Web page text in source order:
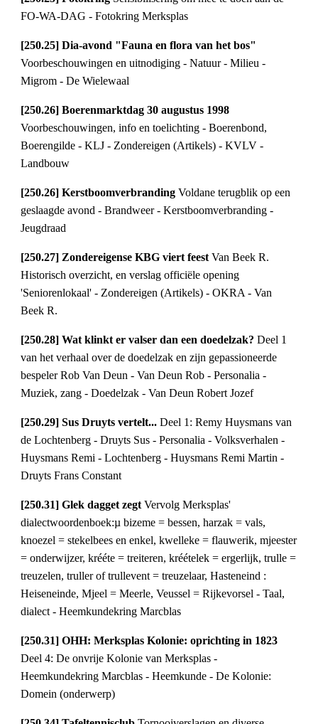
FO-WA-DAG - Fotokring Merksplas
Voorbeschouwingen en uitnodiging - Natuur - Milieu -
Migrom - De Wielewaal
Voorbeschouwingen, info en toelichting - Boerenbond,
Boerengilde - KLJ - Zondereigen (Artikels) - KVLV -
Landbouw
[250.26] Kerstboomverbranding Voldane terugblik op een
geslaagde avond - Brandweer - Kerstboomverbranding -
Jeugdraad
[250.27] Zondereigense KBG viert feest Van Beek R.
Historisch overzicht, en verslag officiële opening
'Seniorenlokaal' - Zondereigen (Artikels) - OKRA - Van
Beek R.
[250.28] Wat klinkt er valser dan een doedelzak? Deel 1
van het verhaal over de doedelzak en zijn gepassioneerde
bespeler Rob Van Deun - Van Deun Rob - Personalia -
Muziek, zang - Doedelzak - Van Deun Robert Jozef
[250.29] Sus Druyts vertelt... Deel 1: Remy Huysmans van
de Lochtenberg - Druyts Sus - Personalia - Volksverhalen -
Huysmans Remi - Lochtenberg - Huysmans Remi Martin -
Druyts Frans Constant
[250.31] Glek dagget zegt Vervolg Merksplas'
dialectwoordenboek:µ bizeme = bessen, harzak = vals,
knoezel = stekelbees en enkel, kwelleke = flauwerik, mjeester
= onderwijzer, krééte = treiteren, kréételek = ergerlijk, trulle =
treuzelen, truller of trullevent = treuzelaar, Hasteneind :
Heiseneinde, Mjeel = Meerle, Veussel = Rijkevorsel - Taal,
dialect - Heemkundekring Marcblas
Deel 4: De onvrije Kolonie van Merksplas -
Heemkundekring Marcblas - Heemkunde - De Kolonie:
Domein (onderwerp)